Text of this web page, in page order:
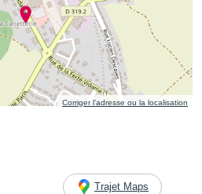
Corriger l’adresse ou la localisation
Trajet Maps